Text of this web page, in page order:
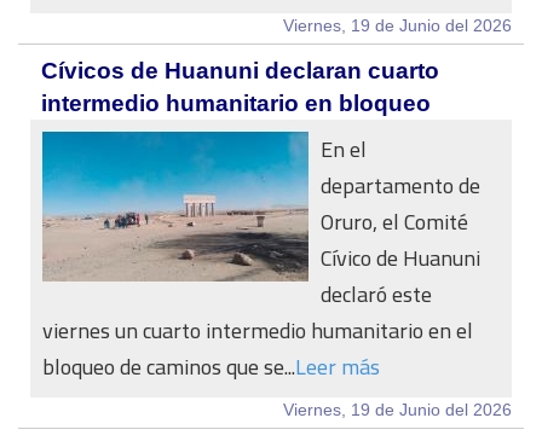
Viernes, 19 de Junio del 2026
Cívicos de Huanuni declaran cuarto
intermedio humanitario en bloqueo
En el
departamento de
Oruro, el Comité
Cívico de Huanuni
declaró este
viernes un cuarto intermedio humanitario en el
bloqueo de caminos que se...Leer más
Viernes, 19 de Junio del 2026